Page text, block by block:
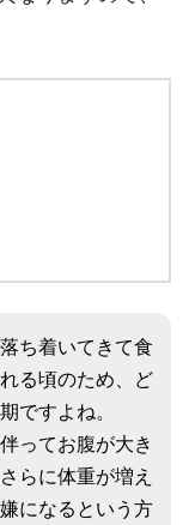
ち着いてきて食
る頃のため、ど
ですよね。
ってお腹が大き
らに体重が増え
になるという方